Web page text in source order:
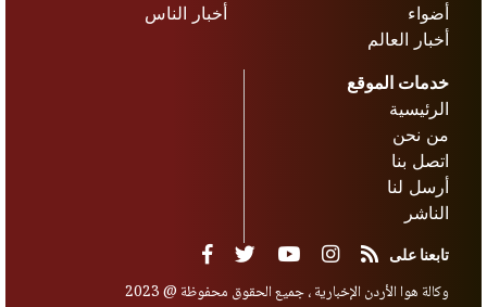
أضواء
أخبار العالم
أخبار الناس
خدمات الموقع
الرئيسية
من نحن
اتصل بنا
أرسل لنا
الناشر
تابعنا على
وكالة هوا الأردن الإخبارية ، جميع الحقوق محفوظة @ 2023